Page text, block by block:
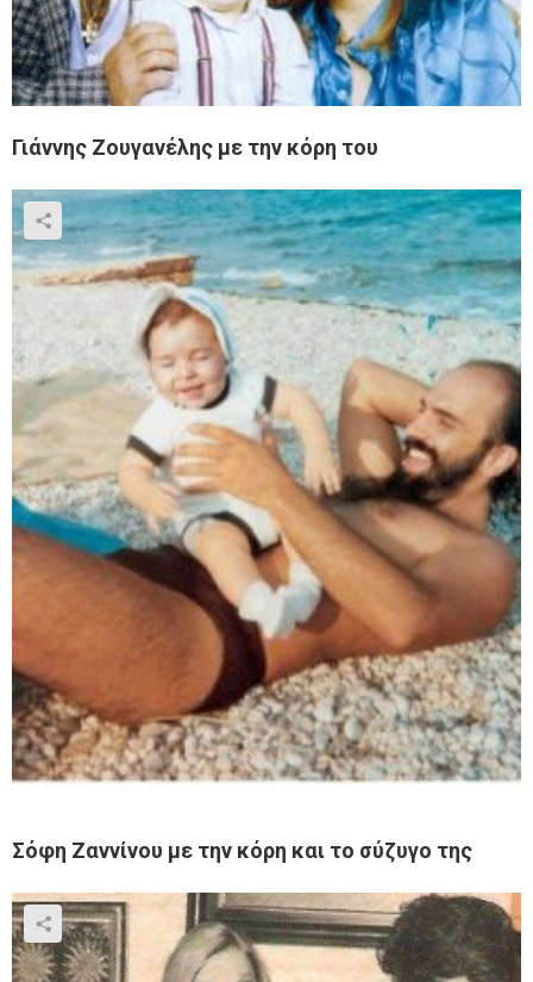
Γιάννης Ζουγανέλης με την κόρη του
Σόφη Ζαννίνου με την κόρη και το σύζυγο της